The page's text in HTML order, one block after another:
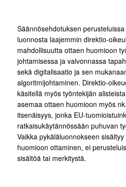
Säännösehdotuksen
luonnosta laajemmin direktio-
mahdollisuutta ottaen huomioon
johtamisessa ja valvonnassa
sekä digitalisaatio ja sen
algoritmijohtaminen. Direktio-
käsitellä myös työntekijän
asemaa ottaen huomioon myös
itsenäisyys, jonka EU-
ratkaisukäytännössään puhuvan
Vaikka pykäläluonnokseen
huomioon ottaminen, ei
sisältöä tai merkitystä.